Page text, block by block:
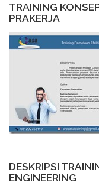
TRAINING
PRAKERJA
DESKRIPSI
ENGINEERING